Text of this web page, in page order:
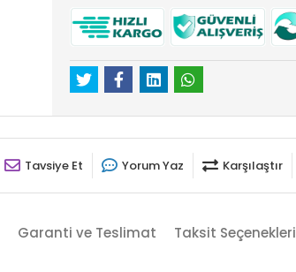
Tavsiye Et Yorum Yaz Karşılaştır
Garanti ve Teslimat Taksit Seçenekleri